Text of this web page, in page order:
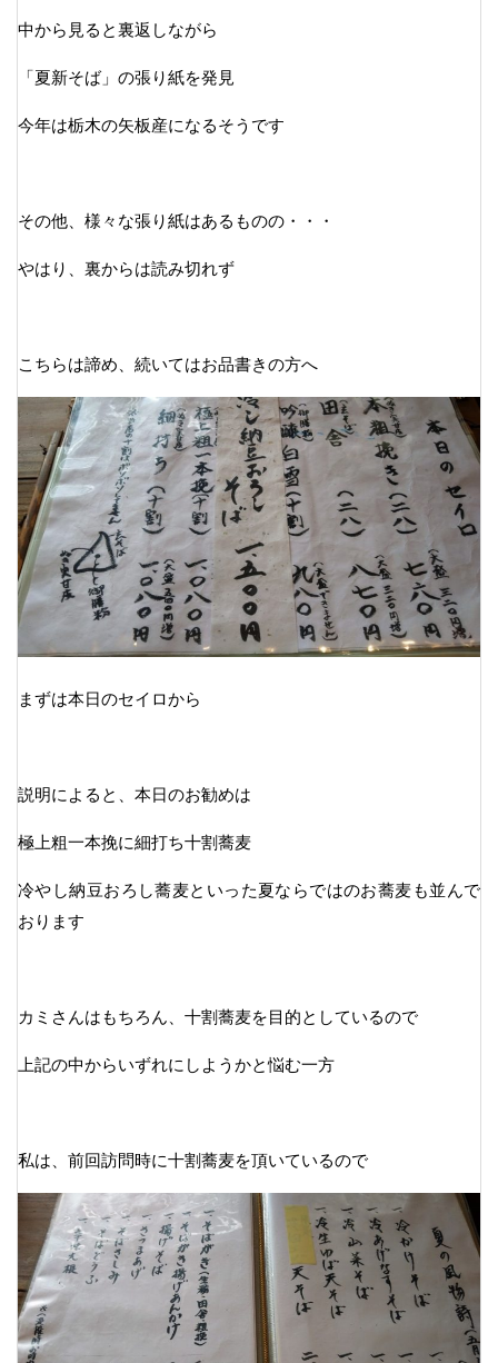
中から見ると裏返しながら
「夏新そば」の張り紙を発見
今年は栃木の矢板産になるそうです
その他、様々な張り紙はあるものの・・・
やはり、裏からは読み切れず
こちらは諦め、続いてはお品書きの方へ
まずは本日のセイロから
説明によると、本日のお勧めは
極上粗一本挽に細打ち十割蕎麦
冷やし納豆おろし蕎麦といった夏ならではのお蕎麦も並んで
おります
カミさんはもちろん、十割蕎麦を目的としているので
上記の中からいずれにしようかと悩む一方
私は、前回訪問時に十割蕎麦を頂いているので